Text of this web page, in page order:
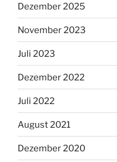
Dezember 2025
November 2023
Juli 2023
Dezember 2022
Juli 2022
August 2021
Dezember 2020